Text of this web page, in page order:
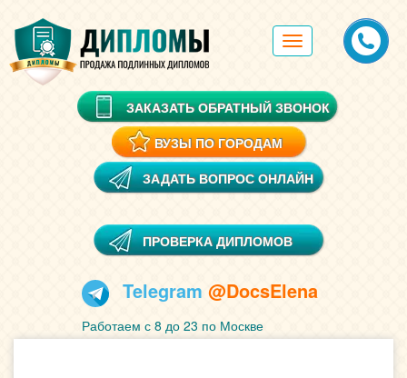
Toggle
navigation
ЗАКАЗАТЬ ОБРАТНЫЙ ЗВОНОК
ВУЗЫ ПО ГОРОДАМ
ЗАДАТЬ ВОПРОС ОНЛАЙН
ПРОВЕРКА ДИПЛОМОВ
Telegram @DocsElena
Работаем с 8 до 23 по Москве